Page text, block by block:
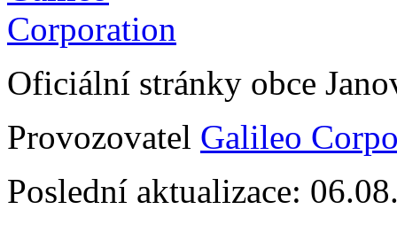
Oficiální stránky obce
Provozovatel Galileo
Poslední aktualizace: